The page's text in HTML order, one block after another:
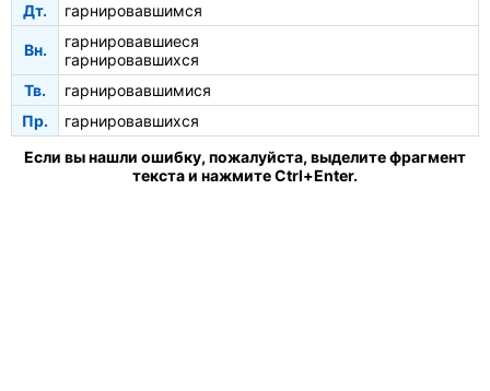
Дт.
гарнировавшимся
Вн.
гарнировавшиеся
гарнировавшихся
Тв.
гарнировавшимися
Пр.
гарнировавшихся
Если вы нашли ошибку, пожалуйста, выделите фрагмент
текста и нажмите Ctrl+Enter.